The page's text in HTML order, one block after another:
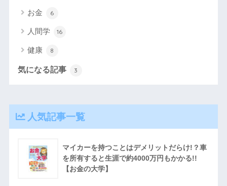
お金 6
人間学 16
健康 8
気になる記事 3
人気記事一覧
マイカーを持つことはデメリットだらけ!？車
を所有すると生涯で約4000万円もかかる!!
【お金の大学】